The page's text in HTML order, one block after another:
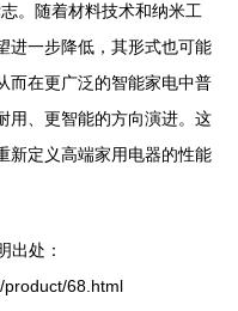
。随着材料技术和纳米工
进一步降低，其形式也可能
而在更广泛的智能家电中普
用、更智能的方向演进。这
新定义高端家用电器的性能
出处：
product/68.html